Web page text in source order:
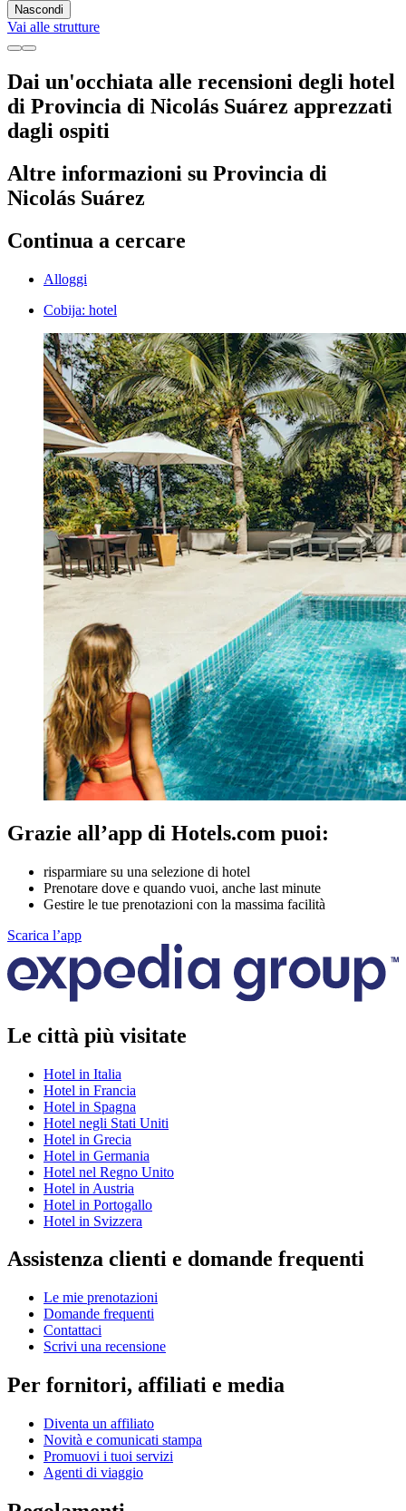
Nascondi
Vai alle strutture
Dai un'occhiata alle recensioni degli hotel
di Provincia di Nicolás Suárez apprezzati
dagli ospiti
Altre informazioni su Provincia di
Nicolás Suárez
Continua a cercare
Alloggi
Cobija: hotel
Grazie all’app di Hotels.com puoi:
risparmiare su una selezione di hotel
Prenotare dove e quando vuoi, anche last minute
Gestire le tue prenotazioni con la massima facilità
Scarica l’app
Le città più visitate
Hotel in Italia
Hotel in Francia
Hotel in Spagna
Hotel negli Stati Uniti
Hotel in Grecia
Hotel in Germania
Hotel nel Regno Unito
Hotel in Austria
Hotel in Portogallo
Hotel in Svizzera
Assistenza clienti e domande frequenti
Le mie prenotazioni
Domande frequenti
Contattaci
Scrivi una recensione
Per fornitori, affiliati e media
Diventa un affiliato
Novità e comunicati stampa
Promuovi i tuoi servizi
Agenti di viaggio